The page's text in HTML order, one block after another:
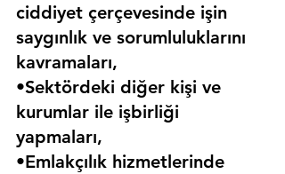
ciddiyet çerçevesinde işin
saygınlık ve sorumluluklarını
kavramaları,
•Sektördeki diğer kişi ve
kurumlar ile işbirliği
yapmaları,
•Emlakçılık hizmetlerinde